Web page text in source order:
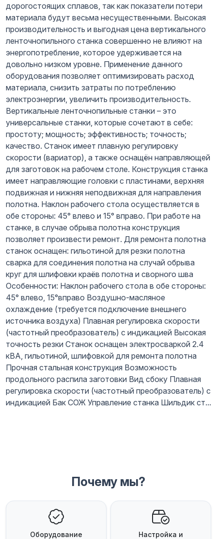
дорогостоящих сплавов, так как показатели потери
материала будут весьма несущественными. Высокая
производительность и выгодная цена вертикального
ленточнопильного станка совершенно не влияют на
энергопотребление, которое удерживается на
довольно низком уровне. Применение данного
оборудования позволяет оптимизировать расход
материала, снизить затраты по потреблению
электроэнергии, увеличить производительность.
Вертикальные ленточнопильные станки – это
универсальные станки, которые сочетают в себе:
простоту; мощность; эффективность; точность;
качество. Станок имеет плавную регулировку
скорости (вариатор), а также оснащён направляющей
для заготовок на рабочем столе. Конструкция станка
имеет направляющие головки с пластинами, верхняя
подвижная и нижняя неподвижная для направления
полотна. Наклон рабочего стола осуществляется в
обе стороны: 45° влево и 15° вправо. При работе на
станке, в случае обрыва полотна конструкция
позволяет произвести ремонт. Для ремонта полотна
станок оснащен: гильотиной для резки полотна
сварка для соединения полотна на случай обрыва
круг для шлифовки краёв полотна и сворного шва
Особенности: Наклон рабочего стола в обе стороны:
45° влево, 15°вправо Воздушно-масляное
охлаждение (требуется подключение внешнего
источника воздуха) Плавная регулировка скорости
(частотный преобразователь) с индикацией Высокая
точность резки Станок оснащен электросваркой 2.4
кВА, гильотиной, шлифовкой для ремонта полотна
Прочная стальная конструкция Возможность
продольного распила заготовки Вид сбоку Плавная
регулировка скорости (частотный преобразователь) с
индикацией Бак СОЖ Управление станка Шильдик ст...
Почему мы?
Оборудование
Настройка и